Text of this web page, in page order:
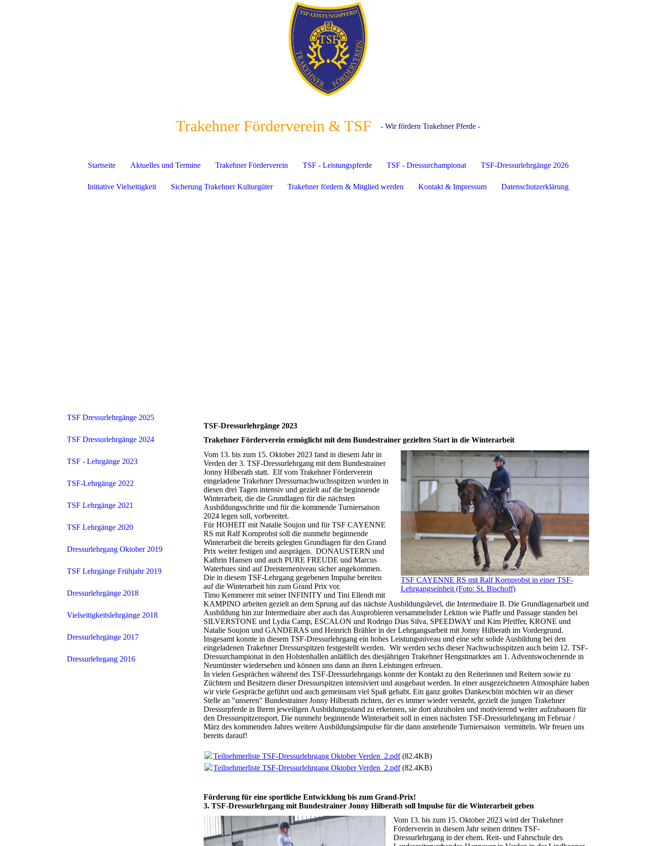
Trakehner Förderverein & TSF - Wir fördern Trakehner Pferde -
Startseite Aktuelles und Termine Trakehner Förderverein TSF - Leistungspferde TSF - Dressurchampionat TSF-Dressurlehrgänge 2026
Initiative Vielseitigkeit Sicherung Trakehner Kulturgüter Trakehner fördern & Mitglied werden Kontakt & Impressum Datenschutzerklärung
TSF Dressurlehrgänge 2025
TSF Dressurlehrgänge 2024
TSF - Lehrgänge 2023
TSF-Lehrgänge 2022
TSF Lehrgänge 2021
TSF Lehrgänge 2020
Dressurlehrgang Oktober 2019
TSF Lehrgänge Frühjahr 2019
Dressurlehrgänge 2018
Vielseitigkeitslehrgänge 2018
Dressurlehrgänge 2017
Dressurlehrgang 2016
TSF-Dressurlehrgänge 2023
Trakehner Förderverein ermöglicht mit dem Bundestrainer gezielten Start in die Winterarbeit
TSF CAYENNE RS mit Ralf Kornprobst in einer TSF-
Lehrgangseinheit (Foto: St. Bischoff)
Vom 13. bis zum 15. Oktober 2023 fand in diesem Jahr in
Verden der 3. TSF-Dressurlehrgang mit dem Bundestrainer
Jonny Hilberath statt. Elf vom Trakehner Förderverein
eingeladene Trakehner Dressurnachwuchsspitzen wurden in
diesen drei Tagen intensiv und gezielt auf die beginnende
Winterarbeit, die die Grundlagen für die nächsten
Ausbildungsschritte und für die kommende Turniersaison
2024 legen soll, vorbereitet.
Für HOHEIT mit Natalie Soujon und für TSF CAYENNE
RS mit Ralf Kornprobst soll die nunmehr beginnende
Winterarbeit die bereits gelegten Grundlagen für den Grand
Prix weiter festigen und ausprägen. DONAUSTERN und
Kathrin Hansen und auch PURE FREUDE und Marcus
Waterhues sind auf Dreisterneniveau sicher angekommen.
Die in diesem TSF-Lehrgang gegebenen Impulse bereiten
auf die Winterarbeit hin zum Grand Prix vor.
Timo Kemmerer mit seiner INFINITY und Tini Ellendt mit
KAMPINO arbeiten gezielt an dem Sprung auf das nächste Ausbildungslevel, die Intermediaire II. Die Grundlagenarbeit und
Ausbildung hin zur Intermediaire aber auch das Ausprobieren versammelnder Lektion wie Piaffe und Passage standen bei
SILVERSTONE und Lydia Camp, ESCALON und Rodrigo Dias Silva, SPEEDWAY und Kim Pfeiffer, KRONE und
Natalie Soujon und GANDERAS und Heinrich Brähler in der Lehrgangsarbeit mit Jonny Hilberath im Vordergrund.
Insgesamt konnte in diesem TSF-Dressurlehrgang ein hohes Leistungsniveau und eine sehr solide Ausbildung bei den
eingeladenen Trakehner Dressurspitzen festgestellt werden. Wir werden sechs dieser Nachwuchsspitzen auch beim 12. TSF-
Dressurchampionat in den Holstenhallen anläßlich des diesjährigen Trakehner Hengstmarktes am 1. Adventswochenende in
Neumünster wiedersehen und können uns dann an ihren Leistungen erfreuen.
In vielen Gesprächen während des TSF-Dressurlehrgangs konnte der Kontakt zu den Reiterinnen und Reitern sowie zu
Züchtern und Besitzern dieser Dressurspitzen intensiviert und ausgebaut werden. In einer ausgezeichneten Atmosphäre haben
wir viele Gespräche geführt und auch gemeinsam viel Spaß gehabt. Ein ganz großes Dankeschön möchten wir an dieser
Stelle an "unseren" Bundestrainer Jonny Hilberath richten, der es immer wieder versteht, gezielt die jungen Trakehner
Dressurpferde in Ihrem jeweiligen Ausbildungsstand zu erkennen, sie dort abzuholen und motivierend weiter aufzubauen für
den Dressurspitzensport. Die nunmehr beginnende Winterarbeit soll in einen nächsten TSF-Dressurlehrgang im Februar /
März des kommenden Jahres weitere Ausbildungsimpulse für die dann anstehende Turniersaison vermitteln. Wir freuen uns
bereits darauf!
Teilnehmerliste TSF-Dressurlehrgang Oktober Verden_2.pdf(82.4KB)
Teilnehmerliste TSF-Dressurlehrgang Oktober Verden_2.pdf(82.4KB)
Förderung für eine sportliche Entwicklung bis zum Grand-Prix!
3. TSF-Dressurlehrgang mit Bundestrainer Jonny Hilberath soll Impulse für die Winterarbeit geben
Vom 13. bis zum 15. Oktober 2023 wird der Trakehner
Förderverein in diesem Jahr seinen dritten TSF-
Dressurlehrgang in der ehem. Reit- und Fahrschule des